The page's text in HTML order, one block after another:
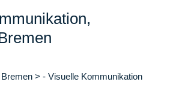
Bremen > - Visuelle Kommunikation